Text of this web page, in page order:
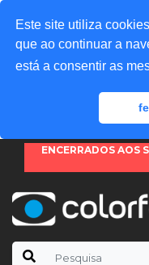
Este site utiliza
que ao continuar a
está a consentir as
ENCERRADOS AOS